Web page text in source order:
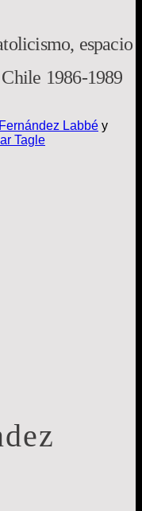
espacio
1986-1989
Labbé y
Tagle